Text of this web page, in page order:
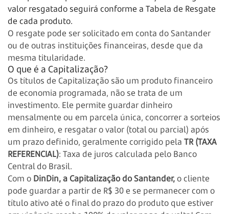
valor resgatado seguirá conforme a Tabela de Resgate
de cada produto.
O resgate pode ser solicitado em conta do Santander
ou de outras instituições financeiras, desde que da
mesma titularidade.
O que é a Capitalização?
Os títulos de Capitalização são um produto financeiro
de economia programada, não se trata de um
investimento. Ele permite guardar dinheiro
mensalmente ou em parcela única, concorrer a sorteios
em dinheiro, e resgatar o valor (total ou parcial) após
um prazo definido, geralmente corrigido pela TR (TAXA
REFERENCIAL): Taxa de juros calculada pelo Banco
Central do Brasil.
Com o DinDin, a Capitalização do Santander,o cliente
pode guardar a partir de R$ 30 e se permanecer com o
título ativo até o final do prazo do produto que estiver